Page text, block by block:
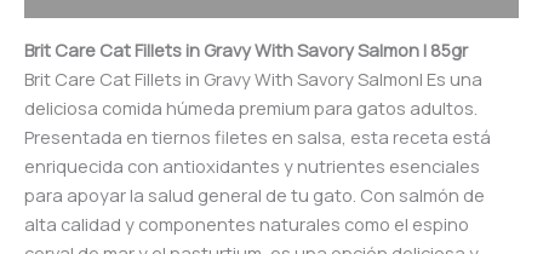
Brit Care Cat Fillets in Gravy With Savory Salmon | 85gr
Brit Care Cat Fillets in Gravy With Savory Salmon| Es una
deliciosa comida húmeda premium para gatos adultos.
Presentada en tiernos filetes en salsa, esta receta está
enriquecida con antioxidantes y nutrientes esenciales
para apoyar la salud general de tu gato. Con salmón de
alta calidad y componentes naturales como el espino